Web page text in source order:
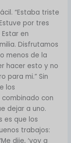
“Estaba triste
por tres
en
Disfrutamos
menos de la
hacer esto y no
para mi.” Sin
los
con
dejar a uno.
es que los
trabajos:
dije, ‘voy a